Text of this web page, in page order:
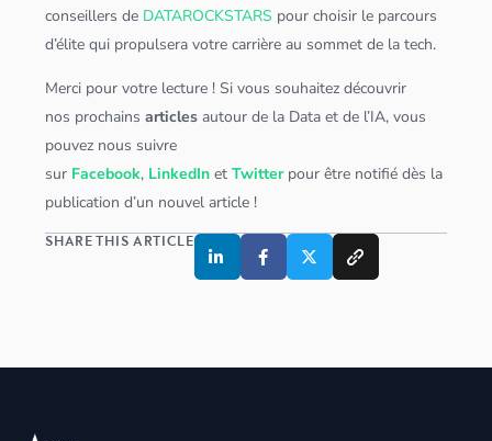
conseillers de DATAROCKSTARS pour choisir le parcours
d’élite qui propulsera votre carrière au sommet de la tech.
Merci pour votre lecture ! Si vous souhaitez découvrir
nos prochainsarticles autour de la Data et de l’IA, vous
pouvez nous suivre
sur Facebook, LinkedIn etTwitter pour être notifié dès la
publication d’un nouvel article !
SHARE THIS ARTICLE